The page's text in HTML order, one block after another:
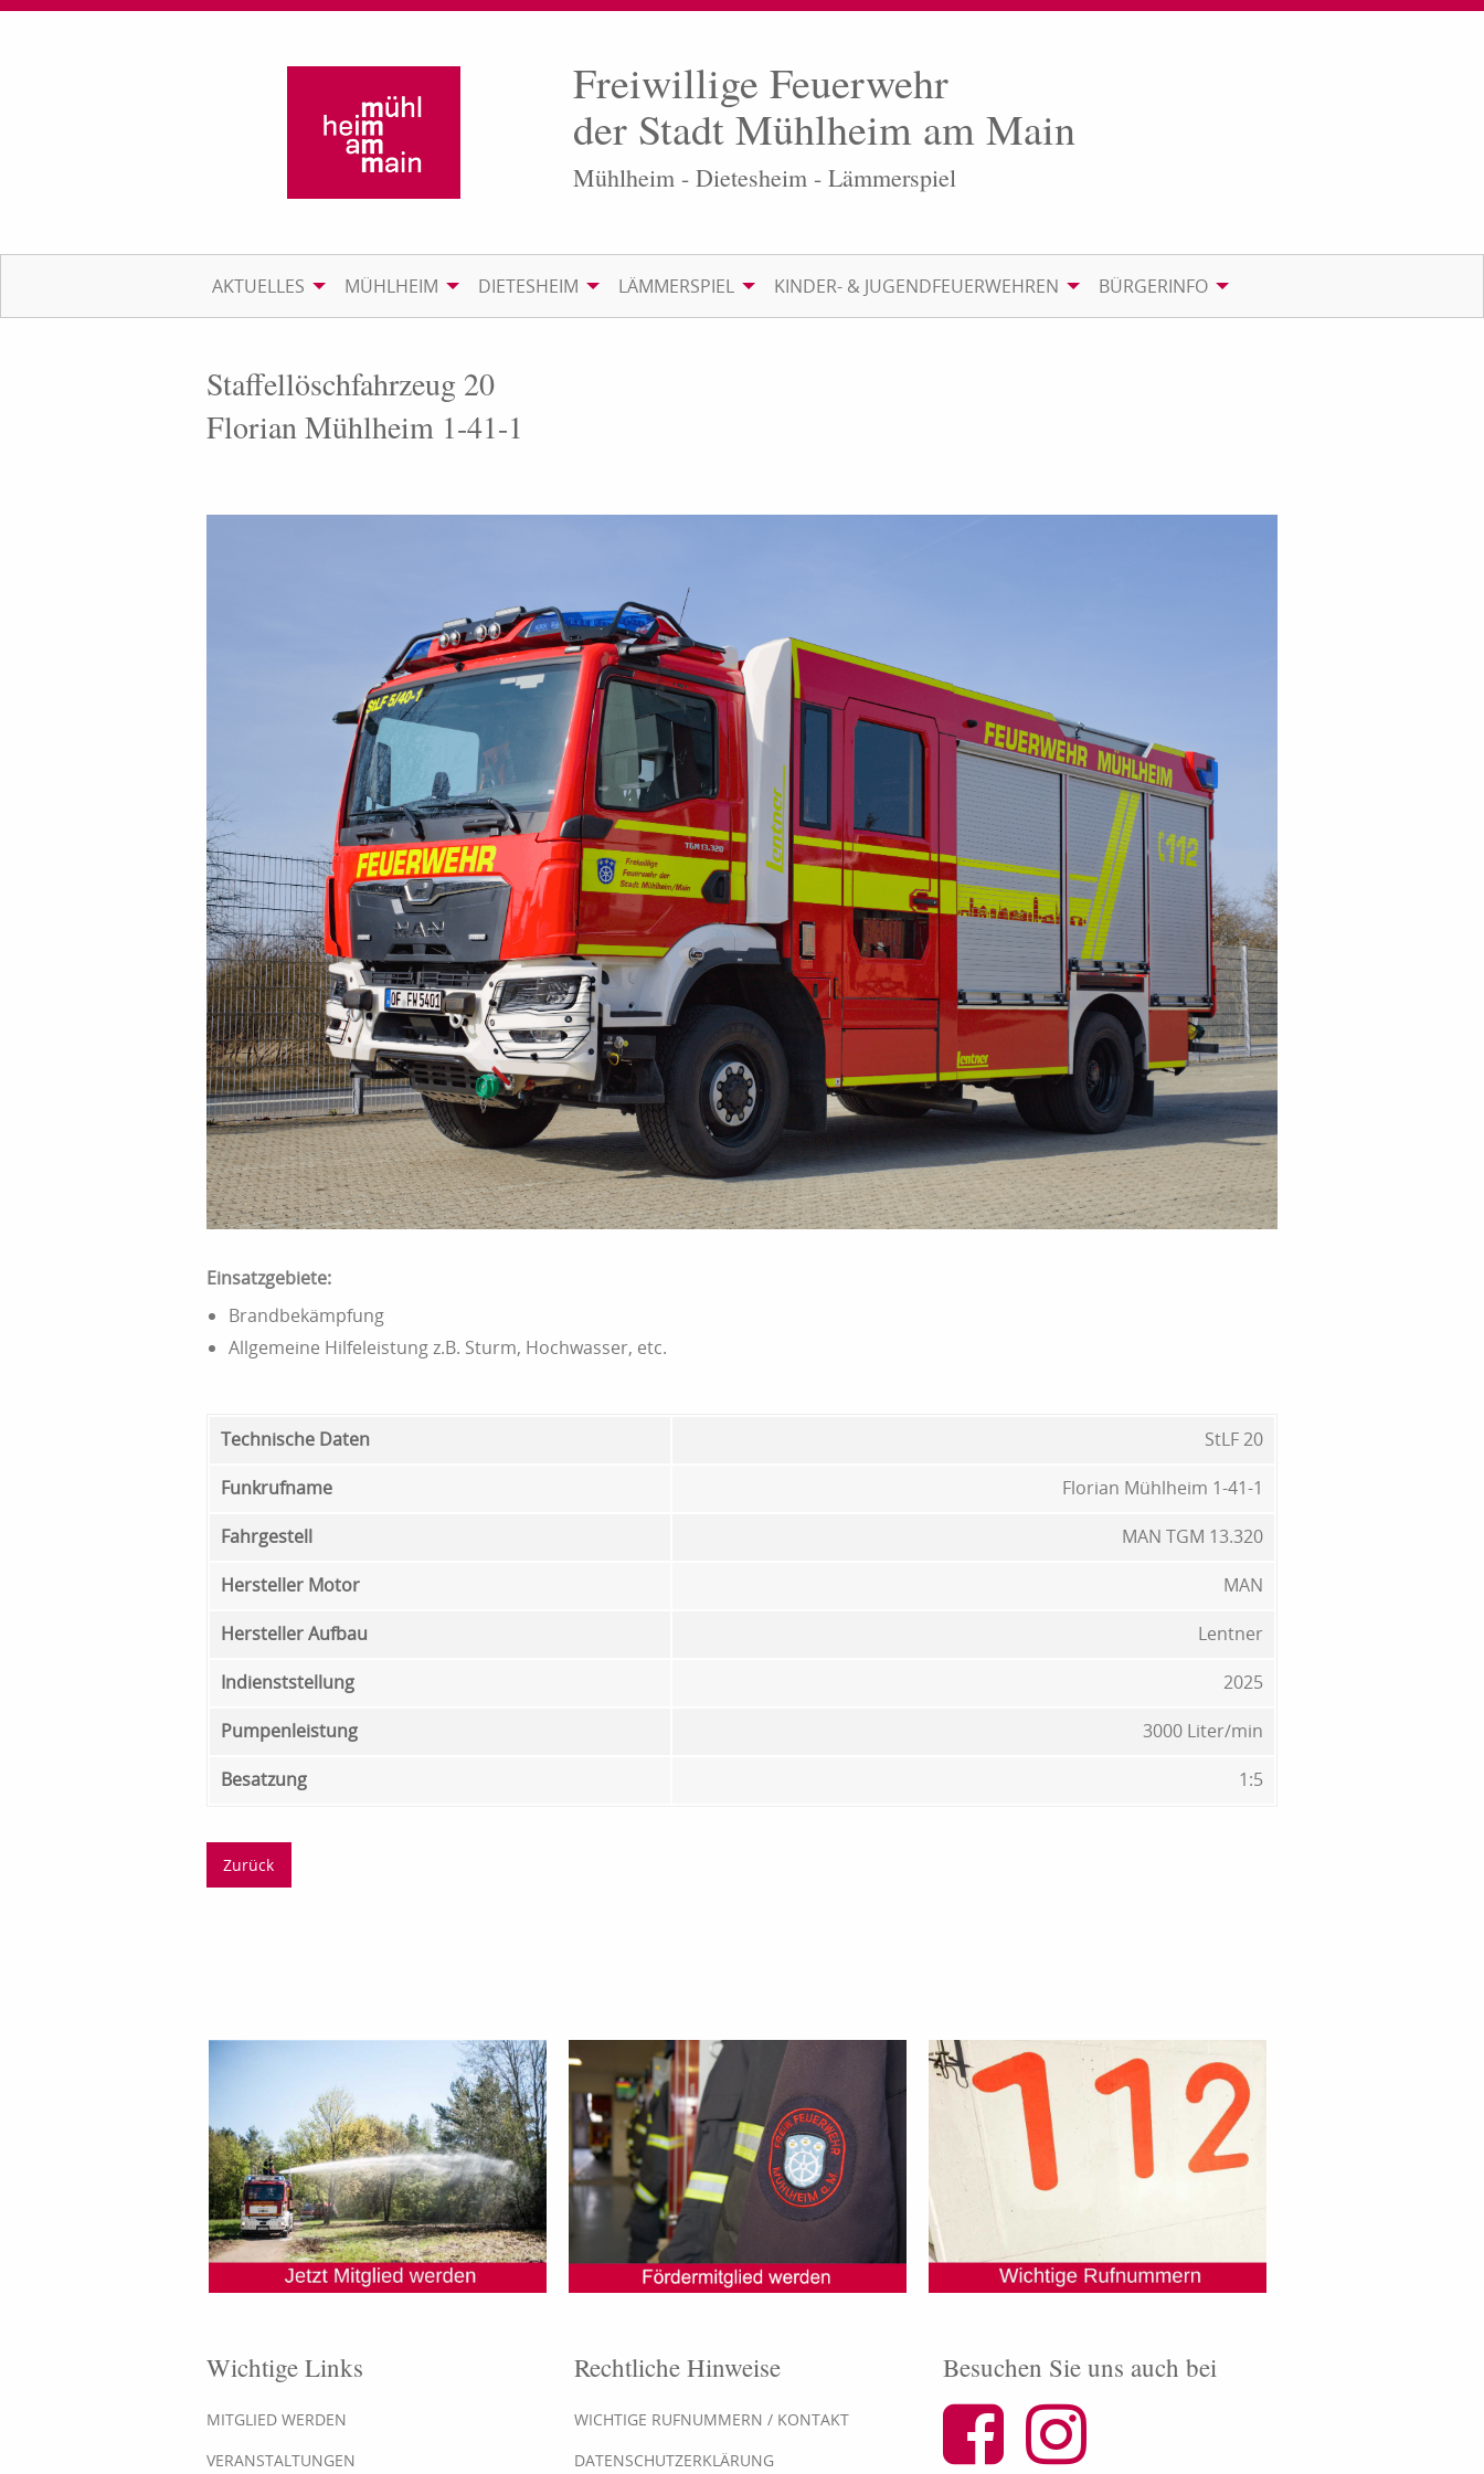
Freiwillige Feuerwehr
der Stadt Mühlheim am Main
Mühlheim - Dietesheim - Lämmerspiel
AKTUELLES MÜHLHEIM DIETESHEIM LÄMMERSPIEL KINDER- & JUGENDFEUERWEHREN BÜRGERINFO
Staffellöschfahrzeug 20
Florian Mühlheim 1-41-1
Einsatzgebiete:
Brandbekämpfung
Allgemeine Hilfeleistung z.B. Sturm, Hochwasser, etc.
Technische Daten
StLF 20
Funkrufname
Florian Mühlheim 1-41-1
Fahrgestell
MAN TGM 13.320
Hersteller Motor
MAN
Hersteller Aufbau
Lentner
Indienststellung
2025
Pumpenleistung
3000 Liter/min
Besatzung
1:5
Zurück
Wichtige Links
MITGLIED WERDEN
VERANSTALTUNGEN
Rechtliche Hinweise
WICHTIGE RUFNUMMERN / KONTAKT
DATENSCHUTZERKLÄRUNG
Besuchen Sie uns auch bei